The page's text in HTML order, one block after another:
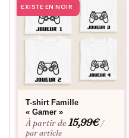
EXISTE EN NOIR
T-shirt Famille
« Gamer »
À partir de15,99€ /
par article